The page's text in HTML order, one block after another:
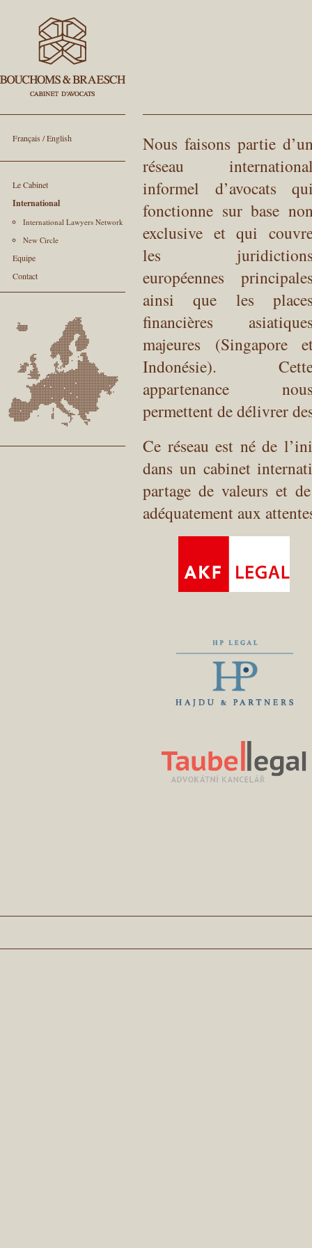
Français /English
Le Cabinet
International
International Lawyers Network
New Circle
Equipe
Contact
Nous faisons partie
réseau
informel d’avocats
fonctionne sur base
exclusive et qui
les
européennes
ainsi que les
financières
majeures (Singapore
Indonésie).
appartenance
permettent de délivrer
Ce réseau est né de
dans un cabinet
partage de valeurs et
adéquatement aux